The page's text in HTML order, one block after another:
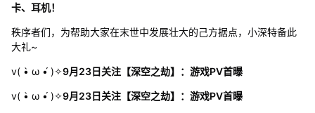
卡、耳机！
秩序者们，为帮助大家在末世中发展壮大的己方据点，小深特备此
大礼~
v( •̀ ω •́ )✧9月23日关注【深空之劫】：游戏PV首曝
v( •̀ ω •́ )✧9月23日关注【深空之劫】：游戏PV首曝